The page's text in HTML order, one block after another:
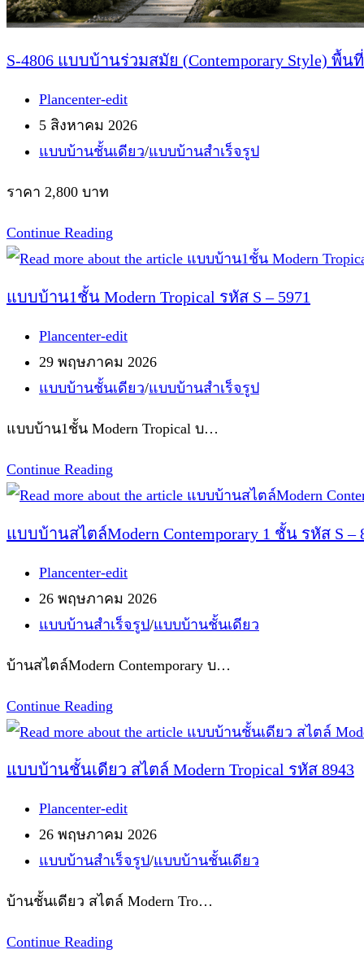
S-4806 แบบบ้านร่วมสมัย (Contemporary Style) พื้
Post
author:
Plancenter-edit
Post
published:
5 สิงหาคม 2026
Post
แบบบ้านชั้นเดียว/แบบบ้านสำเร็จรูป
ราคา 2,800 บาท
Continue Reading
4806
บ้าน
ร่วม
สมัย
(Contemporary
56
เมตร
2
ห้อง
นอน
ห้องน้ำ
ห้อง
1
ห้อง
รับแขก
แบบบ้าน1ชั้น Modern Tropical รหัส S – 5971
Post
author:
Plancenter-edit
Post
published:
29 พฤษภาคม 2026
Post
แบบบ้านชั้นเดียว/แบบบ้านสำเร็จรูป
แบบบ้าน1ชั้น Modern Tropical บ…
Continue Reading
บ้าน1ชั้น
Tropical
รหัส
S
–
แบบบ้านสไตล์Modern Contemporary 1 ชั้น รหัส S –
Post
author:
Plancenter-edit
Post
published:
26 พฤษภาคม 2026
Post
แบบบ้านสำเร็จรูป/แบบบ้านชั้นเดียว
บ้านสไตล์Modern Contemporary บ…
Continue Reading
บ้าน
สไตล์Modern
Contemporary
1
ชั้น
รหัส
แบบบ้านชั้นเดียว สไตล์ Modern Tropical รหัส 8943
Post
author:
Plancenter-edit
Post
published:
26 พฤษภาคม 2026
Post
แบบบ้านสำเร็จรูป/แบบบ้านชั้นเดียว
บ้านชั้นเดียว สไตล์ Modern Tro…
Continue Reading